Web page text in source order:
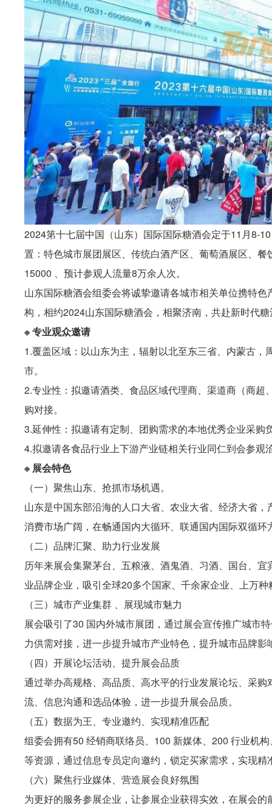
2024第十七届中国（山东）国际国际糖酒会定于11月8-
置：特色城市展团展区、传统白酒产区、葡萄酒展区、
15000 、预计参观人流量8万余人次。
山东国际糖酒会组委会将诚挚邀请各城市相关单位携特
构，相约2024山东国际糖酒会，相聚济南，共赴新时代
※ 专业观众邀请
1.覆盖区域：以山东为主，辐射以北至东三省、内蒙古
市。
2.专业性：拟邀请酒类、食品区域代理商、渠道商（商
购对接。
3.延伸性：拟邀请有定制、团购需求的本地优秀企业采购
4.拟邀请各食品行业上下游产业链相关行业同仁到会参观
※ 展会特色
（一）聚焦山东、抢抓市场机遇。
山东是中国东部沿海的人口大省、农业大省、经济大省
消费市场广阔，在畅通国内大循环、联通国内国际双循环
（二）品牌汇聚、助力行业发展
历年来展会集聚茅台、五粮液、酒鬼酒、习酒、国台、
业品牌企业，吸引全球20多个国家、千余家企业、上万
（三）城市产业集群 、展现城市魅力
展会吸引了30 国内外城市展团，通过展会宣传推广城市
力供需对接，进一步提升城市产业特色，提升城市品牌影
（四）开展论坛活动、提升展会品质
通过举办高规格、高品质、高水平的行业发展论坛、采
流、信息沟通和选品体验，进一步提升展会品质。
（五）数据为王、专业邀约、实现精准匹配
组委会拥有50 经销商联络员、100 新媒体、200 行业机
等资源，通过信息专员定向邀约，锁定买家需求，实现精
（六）聚焦行业媒体、营造展会良好氛围
为更好的服务参展企业，让参展企业获得实效，在展会